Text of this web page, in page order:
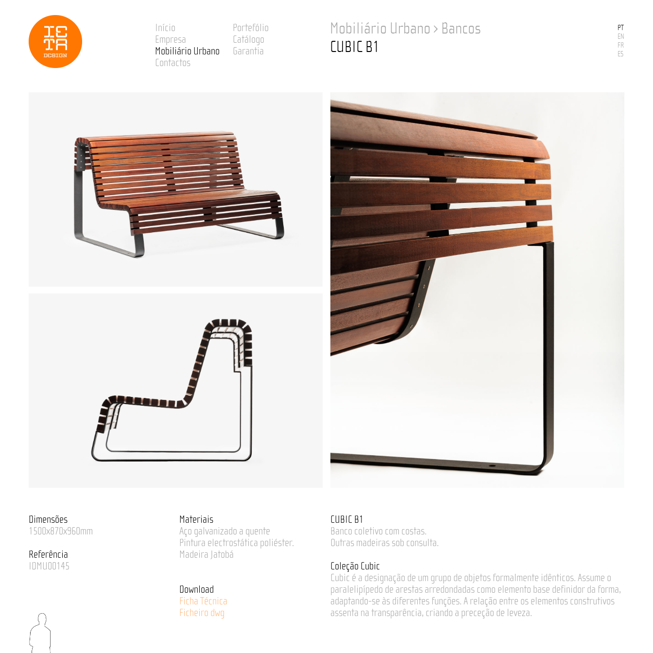
Início
Portefólio
Empresa
Catálogo
Mobiliário Urbano
Garantia
Contactos
Mobiliário Urbano › Bancos
CUBIC B1
PT
EN
FR
ES
CUBIC B1
Banco coletivo com costas.
Outras madeiras sob consulta.
Coleção Cubic
Cubic é a designação de um grupo de objetos formalmente idênticos. Assume o
paralelipípedo de arestas arredondadas como elemento base definidor da forma,
adaptando-se às diferentes funções. A relação entre os elementos construtivos
assenta na transparência, criando a preceção de leveza.
Dimensões
1500x870x960mm
Referência
IDMU00145
Materiais
Aço galvanizado a quente
Pintura electrostática poliéster.
Madeira Jatobá
Download
Ficha Técnica
Ficheiro dwg